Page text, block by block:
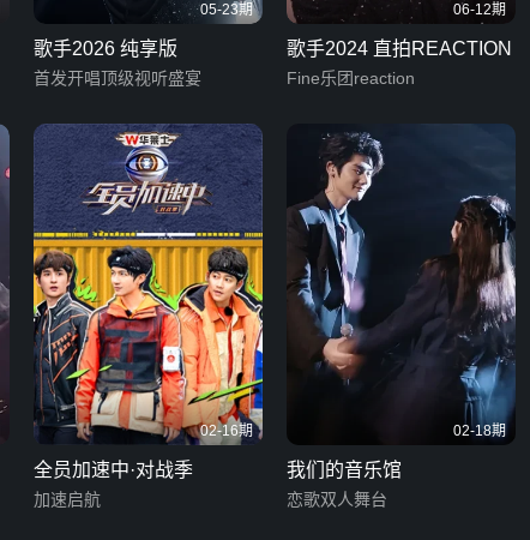
05-23期
歌手2026 纯享版
首发开唱顶级视听盛宴
06-12期
歌手2024 直拍REACTION
Fine乐团reaction
02-16期
全员加速中·对战季
加速启航
02-18期
我们的音乐馆
恋歌双人舞台